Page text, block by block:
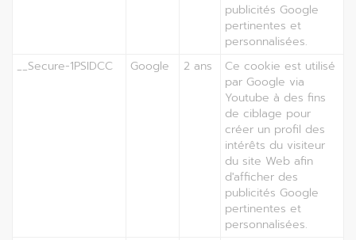
publicités Google
pertinentes et
personnalisées.
__Secure-1PSIDCC
Google 2 ans
Ce cookie est utilisé
par Google via
Youtube à des fins
de ciblage pour
créer un profil des
intérêts du visiteur
du site Web afin
d'afficher des
publicités Google
pertinentes et
personnalisées.